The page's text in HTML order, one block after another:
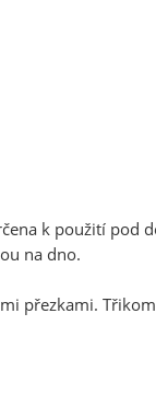
k použití pod
na dno.
přezkami.